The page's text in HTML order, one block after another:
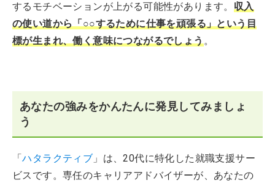
するモチベーションが上がる可能性があります。 収入
の使い道から「○○するために仕事を頑張る」という目
標が生まれ、働く意味につながるでしょう。
あなたの強みをかんたんに発見してみましょ
う
「ハタラクティブ 」は、20代に特化した就職支援サー
ビスです。専任のキャリアアドバイザーが、あなたの